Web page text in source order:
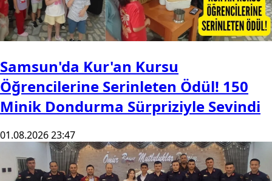
Samsun'da Kur'an Kursu
Öğrencilerine Serinleten Ödül! 150
Minik Dondurma Sürpriziyle Sevindi
01.08.2026 23:47